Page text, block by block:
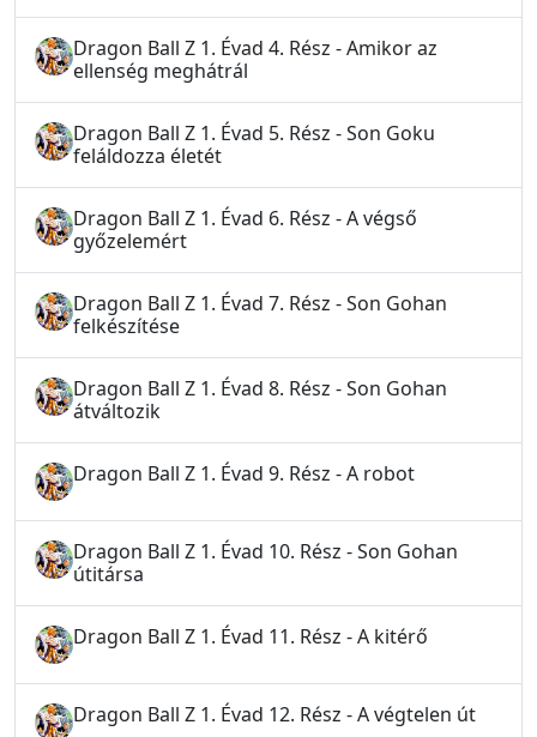
Dragon Ball Z 1. Évad 4. Rész - Amikor az
ellenség meghátrál
Dragon Ball Z 1. Évad 5. Rész - Son Goku
feláldozza életét
Dragon Ball Z 1. Évad 6. Rész - A végső
győzelemért
Dragon Ball Z 1. Évad 7. Rész - Son Gohan
felkészítése
Dragon Ball Z 1. Évad 8. Rész - Son Gohan
átváltozik
Dragon Ball Z 1. Évad 9. Rész - A robot
Dragon Ball Z 1. Évad 10. Rész - Son Gohan
útitársa
Dragon Ball Z 1. Évad 11. Rész - A kitérő
Dragon Ball Z 1. Évad 12. Rész - A végtelen út